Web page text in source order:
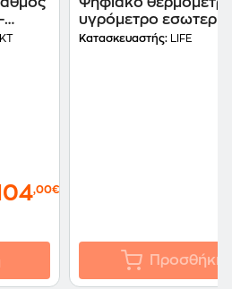
,00€
υγρόμετρο
χώρου Life Noble
Κατασκευαστής: LIFE
Προσθήκη